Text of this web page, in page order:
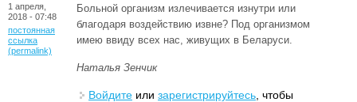
1 апреля,
2018 - 07:48
постоянная
ссылка
(permalink)
Больной организм излечивается изнутри или
благодаря воздействию извне? Под организмом
имею ввиду всех нас, живущих в Беларуси.
Наталья Зенчик
Войдите или зарегистрируйтесь , чтобы